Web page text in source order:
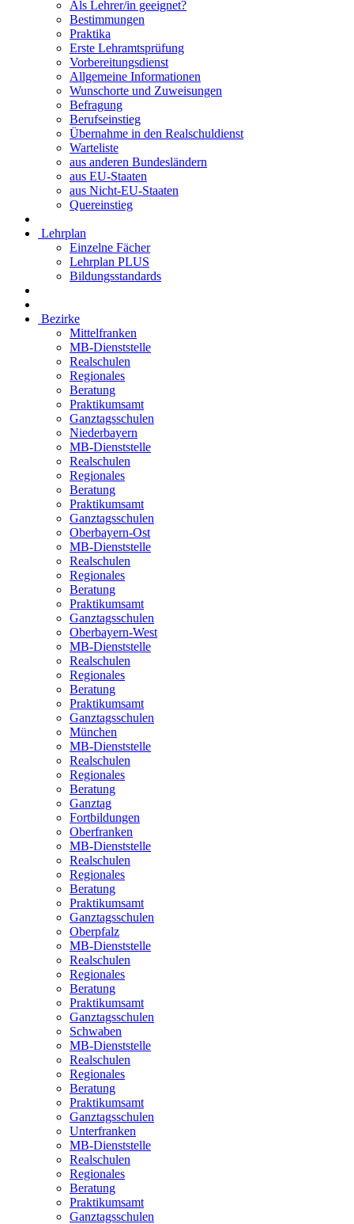
Als Lehrer/in geeignet?
Bestimmungen
Praktika
Erste Lehramtsprüfung
Vorbereitungsdienst
Allgemeine Informationen
Wunschorte und Zuweisungen
Befragung
Berufseinstieg
Übernahme in den Realschuldienst
Warteliste
aus anderen Bundesländern
aus EU-Staaten
aus Nicht-EU-Staaten
Quereinstieg
Lehrplan
Einzelne Fächer
Lehrplan PLUS
Bildungsstandards
Bezirke
Mittelfranken
MB-Dienststelle
Realschulen
Regionales
Beratung
Praktikumsamt
Ganztagsschulen
Niederbayern
MB-Dienststelle
Realschulen
Regionales
Beratung
Praktikumsamt
Ganztagsschulen
Oberbayern-Ost
MB-Dienststelle
Realschulen
Regionales
Beratung
Praktikumsamt
Ganztagsschulen
Oberbayern-West
MB-Dienststelle
Realschulen
Regionales
Beratung
Praktikumsamt
Ganztagsschulen
München
MB-Dienststelle
Realschulen
Regionales
Beratung
Ganztag
Fortbildungen
Oberfranken
MB-Dienststelle
Realschulen
Regionales
Beratung
Praktikumsamt
Ganztagsschulen
Oberpfalz
MB-Dienststelle
Realschulen
Regionales
Beratung
Praktikumsamt
Ganztagsschulen
Schwaben
MB-Dienststelle
Realschulen
Regionales
Beratung
Praktikumsamt
Ganztagsschulen
Unterfranken
MB-Dienststelle
Realschulen
Regionales
Beratung
Praktikumsamt
Ganztagsschulen